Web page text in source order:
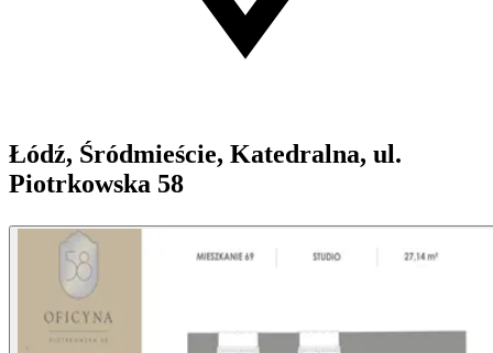
Łódź, Śródmieście, Katedralna, ul.
Piotrkowska 58